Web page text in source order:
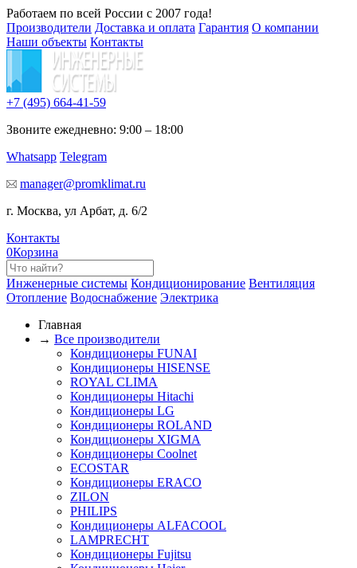
Работаем по всей России с 2007 года!
Производители Доставка и оплата Гарантия О компании
Наши объекты Контакты
+7 (495) 664-41-59
Звоните ежедневно: 9:00 – 18:00
Whatsapp Telegram
manager@promklimat.ru
г. Москва, ул Арбат, д. 6/2
Контакты
0Корзина
Инженерные системы Кондиционирование Вентиляция
Отопление Водоснабжение Электрика
Главная
→ Все производители
Кондиционеры FUNAI
Кондиционеры HISENSE
ROYAL CLIMA
Кондиционеры Hitachi
Кондиционеры LG
Кондиционеры ROLAND
Кондиционеры XIGMA
Кондиционеры Coolnet
ECOSTAR
Кондиционеры ERACO
ZILON
PHILIPS
Кондиционеры ALFACOOL
LAMPRECHT
Кондиционеры Fujitsu